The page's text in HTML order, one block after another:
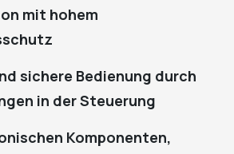
mit hohem
sichere Bedienung durch
in der Steuerung
Komponenten,